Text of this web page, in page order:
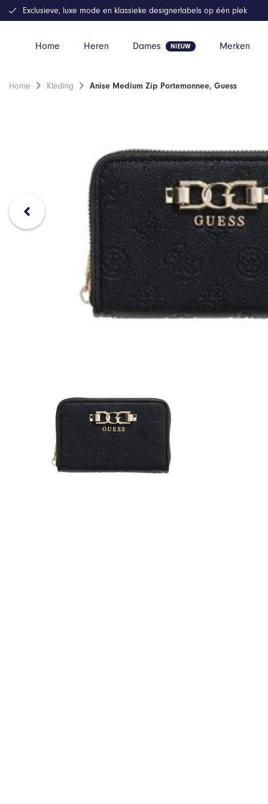
Home Heren Dames Merken
Exclusieve, luxe mode en klassieke designerlabels op één plek
Home Kleding Anise Medium Zip Portemonnee, Guess